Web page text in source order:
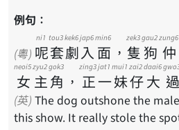
例句：
(粵) 呢
ni1
套
tou3
劇
kek6
入
jap6
面
min6
， 隻
zek3
狗
gau2
仲
zung6
女
neoi5
主
zyu2
角
gok3
， 正
zing3
一
jat1
妹
mui1
仔
zai2
大
daai6
過
(英) The dog outshone the
this show. It really stole the